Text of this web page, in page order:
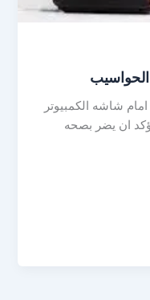
شاشه الكمبيوتر
ان يضر بصحه